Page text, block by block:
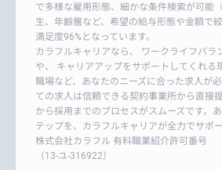
で多様な雇用形態、細かな条件検索が可能
生、年齢層など、希望の給与形態や金額で
満足度96%となっています。
カラフルキャリアなら、 ワークライフバラ
や、 キャリアアップをサポートしてくれる
職場など、あなたのニーズに合った求人が
ての求人は信頼できる契約事業所から直接
から採用までのプロセスがスムーズです。
テップを、カラフルキャリアが全力でサポー
株式会社カラフル 有料職業紹介許可番号
（13-ユ-316922）